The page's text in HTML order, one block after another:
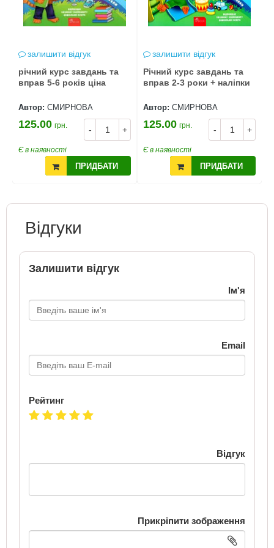
залишити відгук
річний курс завдань та
вправ 5-6 років ціна
Автор: СМИРНОВА
- +
125.00 грн.
Є в наявності
ПРИДБАТИ
залишити відгук
Річний курс завдань та
вправ 2-3 роки + наліпки
Автор: СМИРНОВА
- +
125.00 грн.
Є в наявності
ПРИДБАТИ
Відгуки
Залишити відгук
Ім'я
Email
Рейтинг
Відгук
Прикріпити зображення